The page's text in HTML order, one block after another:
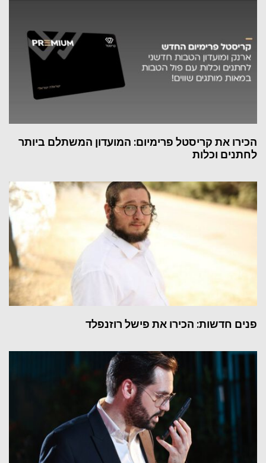
הכירו את קריסטל פרימיום: המועדון המשתלם ביותר
לחתנים וכלות
פנים חדשות: הכירו את פישל רוזנפלד